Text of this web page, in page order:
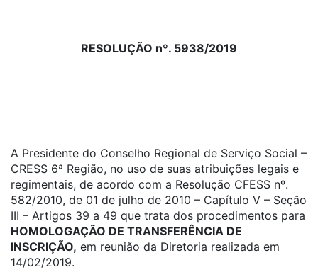
RESOLUÇÃO nº. 5938/2019
A Presidente do Conselho Regional de Serviço Social –
CRESS 6ª Região, no uso de suas atribuições legais e
regimentais, de acordo com a Resolução CFESS nº.
582/2010, de 01 de julho de 2010 – Capítulo V – Seção
III – Artigos 39 a 49 que trata dos procedimentos para
HOMOLOGAÇÃO DE TRANSFERÊNCIA DE
INSCRIÇÃO, em reunião da Diretoria realizada em
14/02/2019.